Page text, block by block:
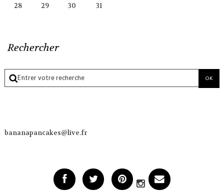
28
29 30 31
Rechercher
bananapancakes@live.fr